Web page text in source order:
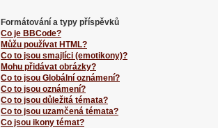
Formátování a typy příspěvků
Co je BBCode?
Můžu používat HTML?
Co to jsou smajlíci (emotikony)?
Mohu přidávat obrázky?
Co to jsou Globální oznámení?
Co to jsou oznámení?
Co to jsou důležitá témata?
Co to jsou uzamčená témata?
Co jsou ikony témat?